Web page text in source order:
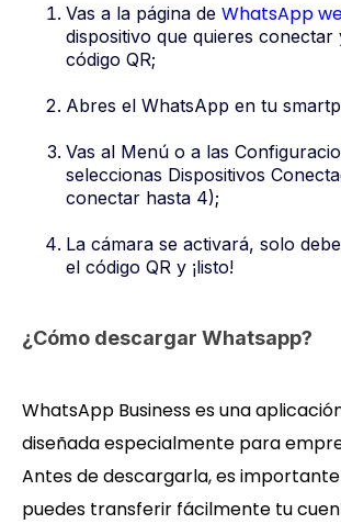
Vas a la página de WhatsApp
dispositivo que quieres
código QR;
Abres el WhatsApp en tu
Vas al Menú o a las
seleccionas Dispositivos
conectar hasta 4);
La cámara se activará, solo
el código QR y ¡listo!
¿Cómo descargar Whatsapp?
WhatsApp Business es una
diseñada especialmente para
Antes de descargarla, es
puedes transferir fácilmente tu